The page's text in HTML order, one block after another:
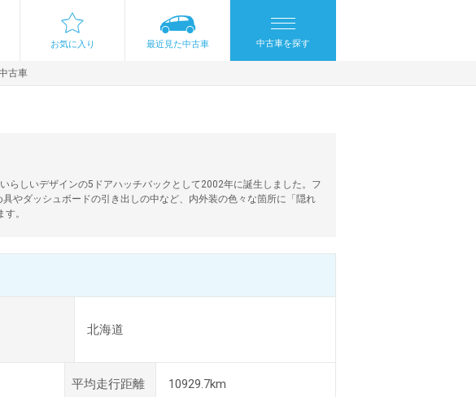
お気に入り 最近見た中古車 中古車を探す
古車
らしいデザインの5ドアハッチバックとして2002年に誕生しました。フ
やダッシュボードの引き出しの中など、内外装の色々な箇所に「隠れ
。
北海道
平均走行距離 10929.7km